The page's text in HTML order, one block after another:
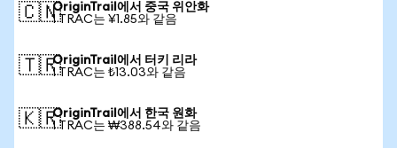
🇨🇳OriginTrail에서 중국 위안화
1 TRAC는 ¥1.85와 같음
🇹🇷OriginTrail에서 터키 리라
1 TRAC는 ₺13.03와 같음
🇰🇷OriginTrail에서 한국 원화
1 TRAC는 ₩388.54와 같음